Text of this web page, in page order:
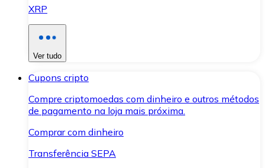
XRP
Ver tudo
Cupons cripto
Compre criptomoedas com dinheiro e outros métodos
de pagamento na loja mais próxima.
Comprar com dinheiro
Transferência SEPA